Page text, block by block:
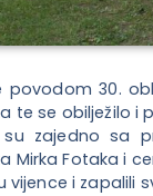
povodom 30.
te se obilježilo i
su zajedno sa
Mirka Fotaka i
vijence i zapalili